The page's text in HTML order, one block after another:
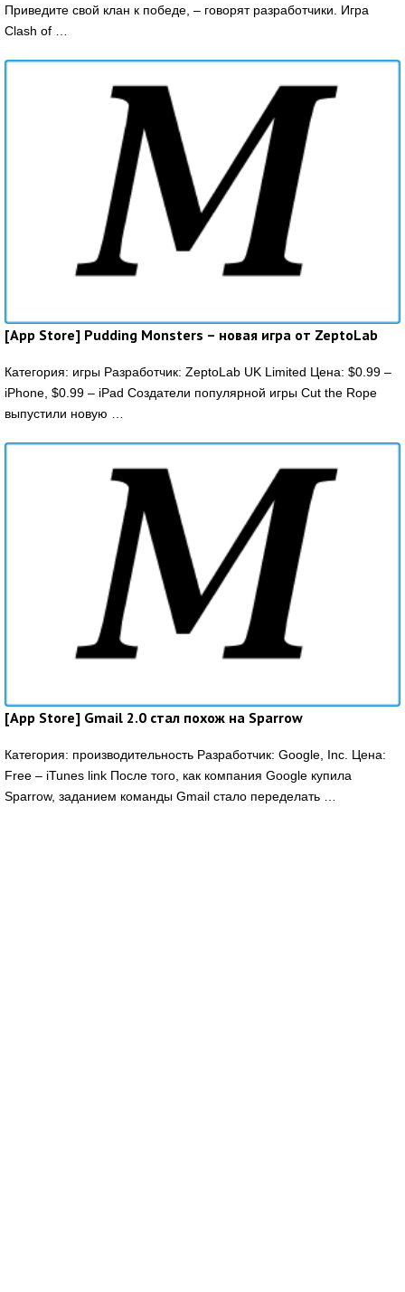
Приведите свой клан к победе, – говорят разработчики. Игра
Clash of …
[App Store] Pudding Monsters – новая игра от ZeptoLab
Категория: игры Разработчик: ZeptoLab UK Limited Цена: $0.99 –
iPhone, $0.99 – iPad Создатели популярной игры Cut the Rope
выпустили новую …
[App Store] Gmail 2.0 стал похож на Sparrow
Категория: производительность Разработчик: Google, Inc. Цена:
Free – iTunes link После того, как компания Google купила
Sparrow, заданием команды Gmail стало переделать …